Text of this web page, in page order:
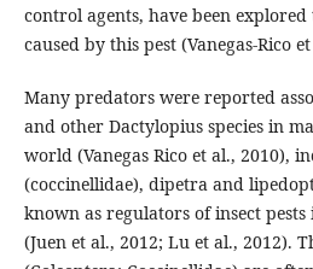
control agents, have been
caused by this pest (Vanegas-Rico
Many predators were reported
and other Dactylopius species in
world (Vanegas Rico et al., 2010),
(coccinellidae), dipetra and
known as regulators of insect pests
(Juen et al., 2012; Lu et al., 2012).